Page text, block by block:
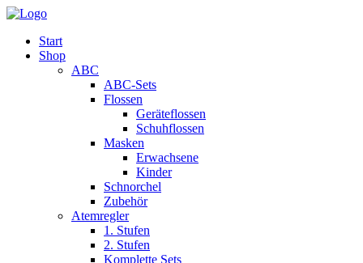
Start
Shop
ABC
ABC-Sets
Flossen
Geräteflossen
Schuhflossen
Masken
Erwachsene
Kinder
Schnorchel
Zubehör
Atemregler
1. Stufen
2. Stufen
Komplette Sets